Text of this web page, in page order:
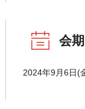
会期
2024年9月6日(